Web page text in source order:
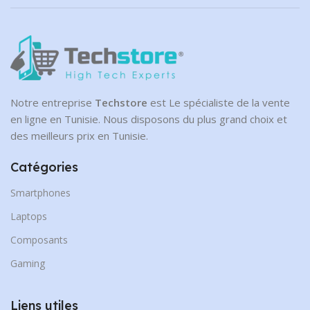
Notre entreprise Techstore est Le spécialiste de la vente
en ligne en Tunisie. Nous disposons du plus grand choix et
des meilleurs prix en Tunisie.
Catégories
Smartphones
Laptops
Composants
Gaming
Liens utiles